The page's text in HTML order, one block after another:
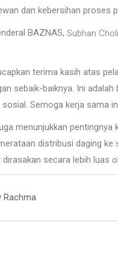
dan kebersihan proses
BAZNAS, Subhan
terima kasih atas
sebaik-baiknya. Ini
Semoga kerja sama
menunjukkan
distribusi daging ke
dirasakan secara lebih luas
Rachma